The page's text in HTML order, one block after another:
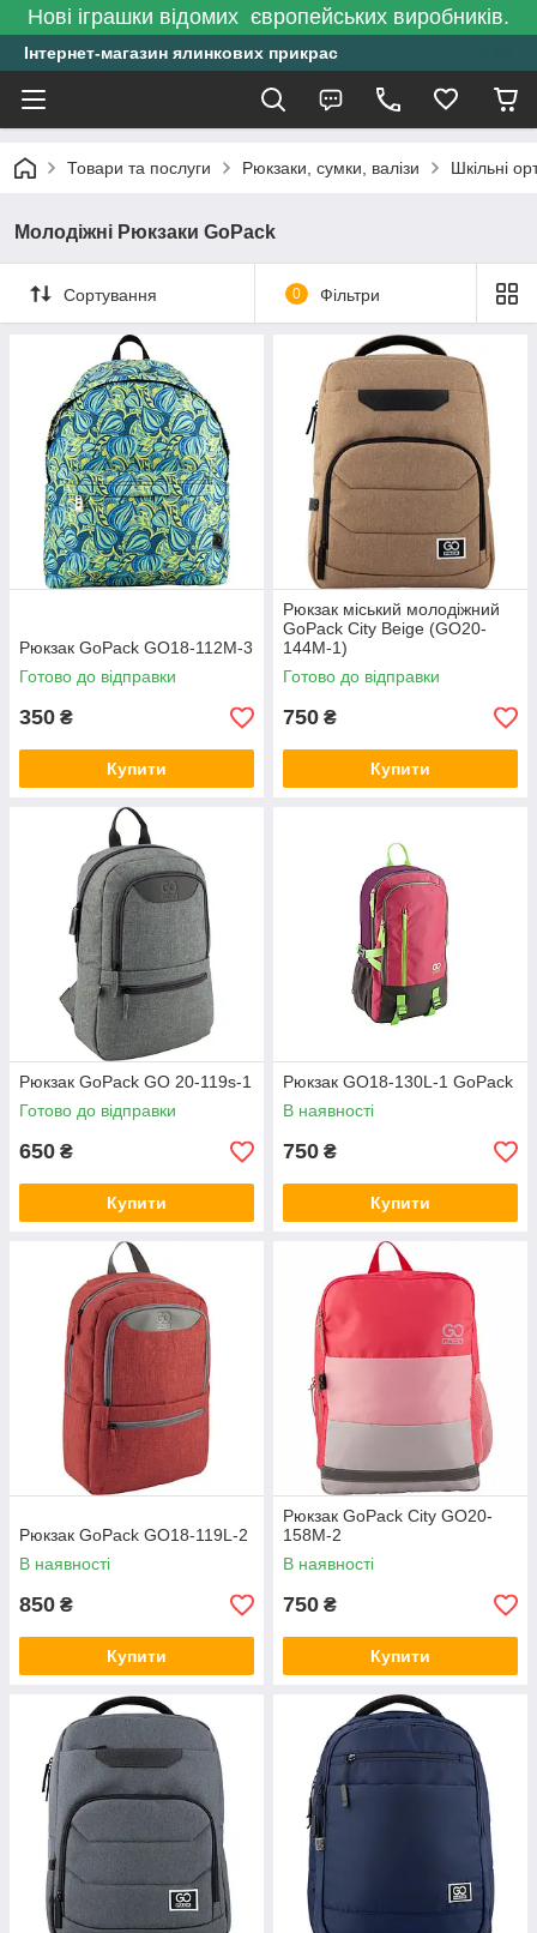
Нові іграшки відомих європейських виробників.
Інтернет-магазин ялинкових прикрас
Товари та послуги Рюкзаки, сумки, валізи Шкільні
Молодіжні Рюкзаки GoPack
Сортування 0 Фільтри
Рюкзак GoPack GO18-112M-3
Готово до відправки
350 ₴
Купити
Рюкзак міський молодіжний
GoPack Сity Beige (GO20-
144M-1)
Готово до відправки
750 ₴
Купити
Рюкзак GoPack GO 20-119s-1
Готово до відправки
650 ₴
Купити
Рюкзак GO18-130L-1 GoPack
В наявності
750 ₴
Купити
Рюкзак GoPack GO18-119L-2
В наявності
850 ₴
Купити
Рюкзак GoPack Сity GO20-
158M-2
В наявності
750 ₴
Купити